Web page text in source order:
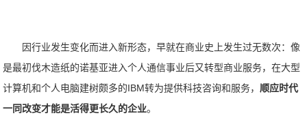
因行业发生变化而进入新形态，早就在商业史上发生过无数次：像
是最初伐木造纸的诺基亚进入个人通信事业后又转型商业服务，在大型
计算机和个人电脑建树颇多的IBM转为提供科技咨询和服务， 顺应时代
一同改变才能是活得更长久的企业。